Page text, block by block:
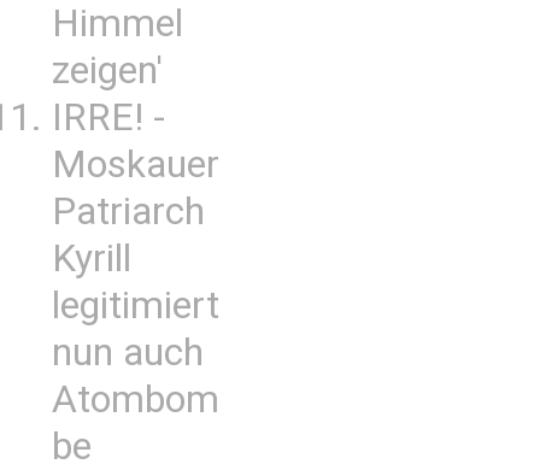
Himmel
zeigen'
IRRE! -
Moskauer
Patriarch
Kyrill
legitimiert
nun auch
Atombom
be